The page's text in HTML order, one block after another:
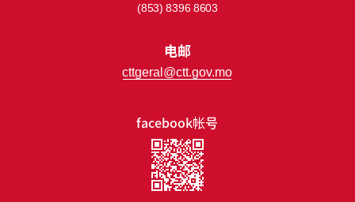
facebook帐号
(853) 8396 8603
电邮
cttgeral@ctt.gov.mo